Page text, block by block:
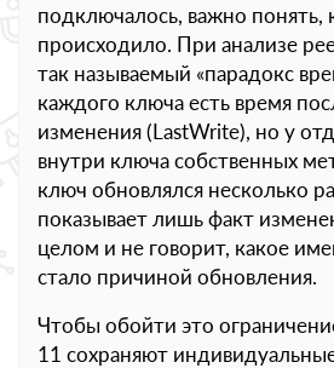
подключалось, важно понять,
происходило. При анализе
так называемый «парадокс
каждого ключа есть время
изменения (LastWrite), но у
внутри ключа собственных
ключ обновлялся несколько
показывает лишь факт
целом и не говорит, какое
стало причиной обновления.
Чтобы обойти это
11 сохраняют